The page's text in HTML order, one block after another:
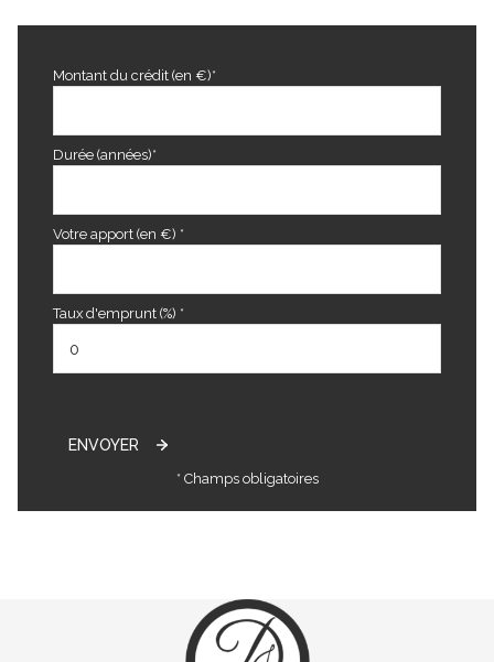
Montant du crédit (en €)*
Durée (années)*
Votre apport (en €) *
Taux d'emprunt (%) *
ENVOYER
* Champs obligatoires